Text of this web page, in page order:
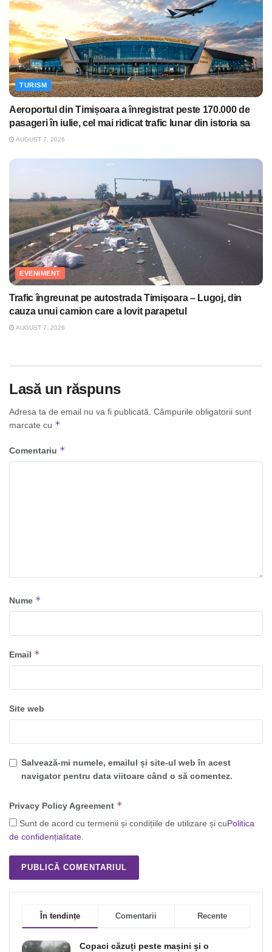
TURISM
Aeroportul din Timișoara a înregistrat peste 170.000 de
pasageri în iulie, cel mai ridicat trafic lunar din istoria sa
AUGUST 7, 2026
EVENIMENT
Trafic îngreunat pe autostrada Timişoara – Lugoj, din
cauza unui camion care a lovit parapetul
AUGUST 7, 2026
Lasă un răspuns
Adresa ta de email nu va fi publicată. Câmpurile obligatorii sunt
marcate cu *
Comentariu *
Nume *
Email *
Site web
Salvează-mi numele, emailul și site-ul web în acest
navigator pentru data viitoare când o să comentez.
Privacy Policy Agreement *
Sunt de acord cu termenii și condițiile de utilizare și cuPolitica
de confidențialitate.
În tendințe Comentarii Recente
Copaci căzuți peste mașini și o